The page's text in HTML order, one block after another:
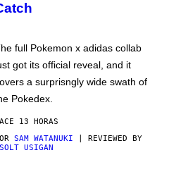
full Pokemon x adidas collab
got its official reveal, and it
a surprisngly wide swath of
Pokedex.
13 HORAS
SAM WATANUKI | REVIEWED BY
USIGAN